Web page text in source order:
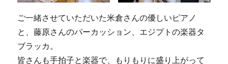
ご一緒させていただいた米倉さんの優しいピアノ
と、藤原さんのパーカッション、エジプトの楽器タ
ブラッカ。
皆さんも手拍子と楽器で、もりもりに盛り上がって